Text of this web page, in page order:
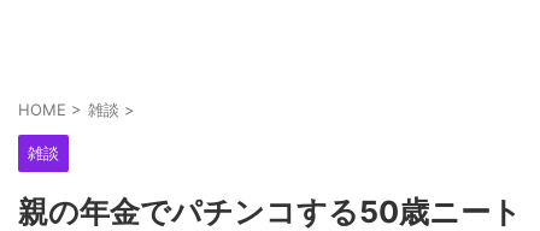
HOME > 雑談 >
雑談
親の年金でパチンコする50歳ニート